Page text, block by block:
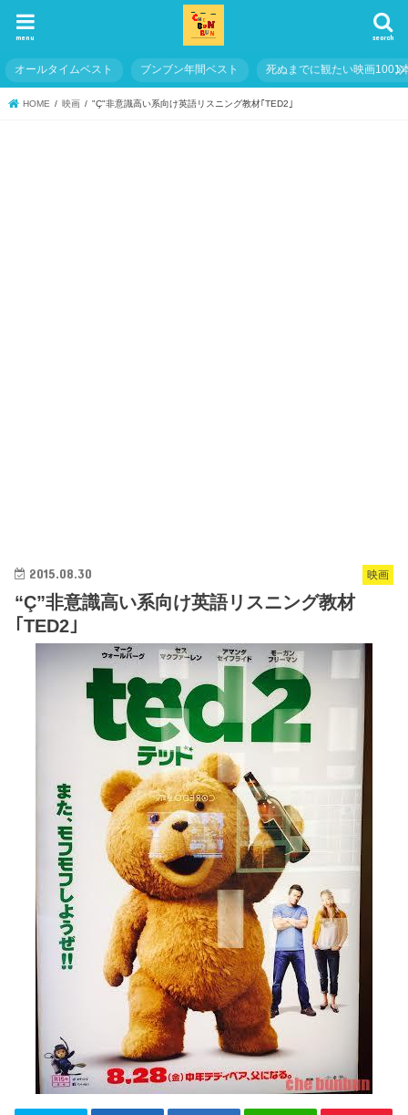
search
menu
オールタイムベスト ブンブン年間ベスト 死ぬまでに観たい映画1001
HOME 映画 "Ç"非意識高い系向け英語リスニング教材｢TED2｣
映画
2015.08.30
“Ç”非意識高い系向け英語リスニング教材
｢TED2｣